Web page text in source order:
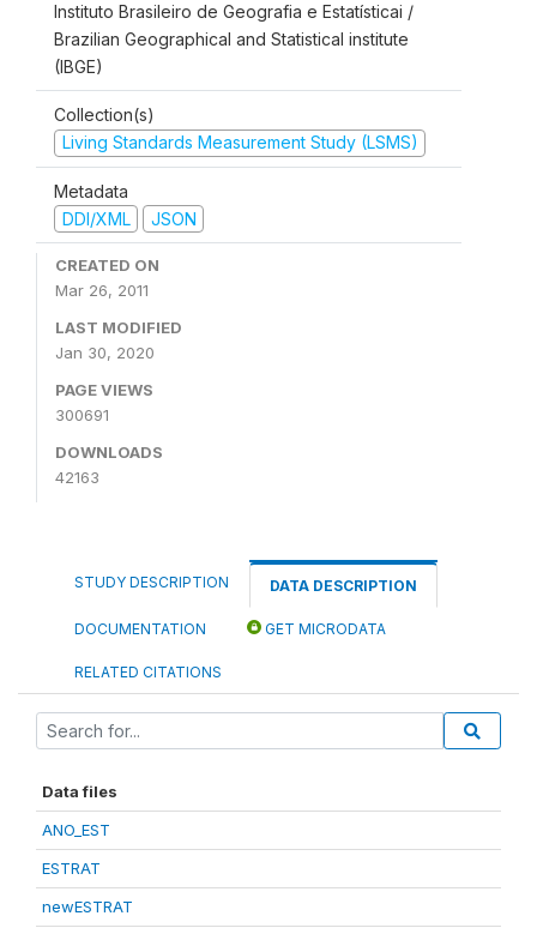
Instituto Brasileiro de Geografia e Estatísticai /
Brazilian Geographical and Statistical institute
(IBGE)
Collection(s)
Living Standards Measurement Study (LSMS)
Metadata
DDI/XML
JSON
CREATED ON
Mar 26, 2011
LAST MODIFIED
Jan 30, 2020
PAGE VIEWS
300691
DOWNLOADS
42163
STUDY DESCRIPTION DATA DESCRIPTION
DOCUMENTATION GET MICRODATA
RELATED CITATIONS
Data files
ANO_EST
ESTRAT
newESTRAT